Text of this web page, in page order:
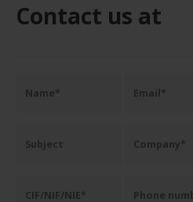
Contact us at